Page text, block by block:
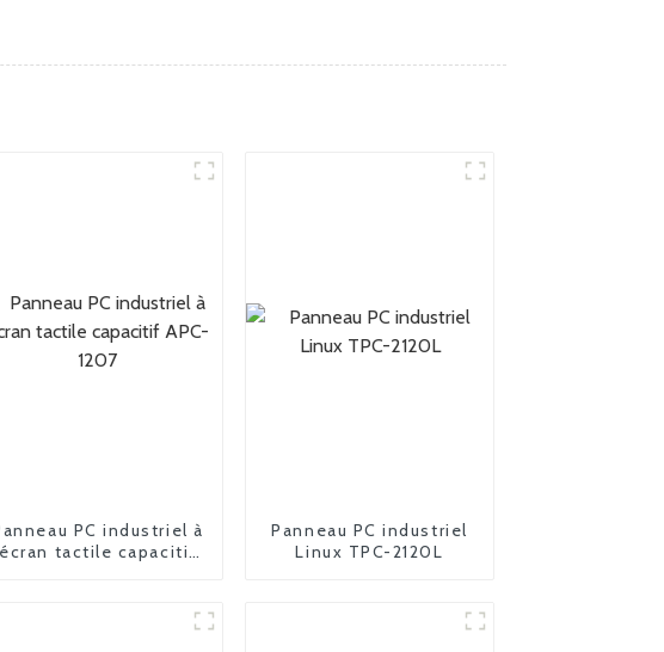
PC industriel à
écran tactile capacitif
Panneau PC industriel
Linux TPC-2120L